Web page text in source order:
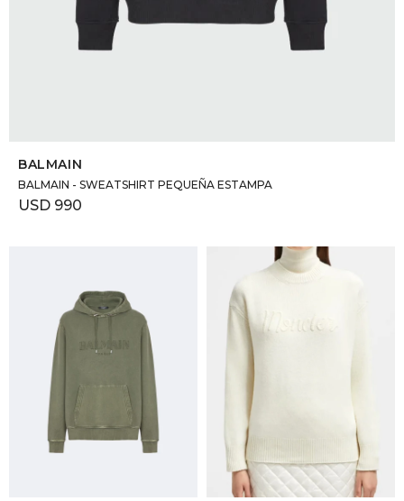
BALMAIN
BALMAIN - SWEATSHIRT PEQUEÑA ESTAMPA
USD 990
SELECCIONAR TALLE